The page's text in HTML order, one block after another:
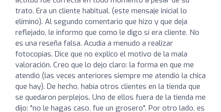
trato. Era un cliente habitual. (este mensaje inicial lo
eliminó). Al segundo comentario que hizo y que deja
reflejado, le informo que como le digo sí era cliente. No
es una reseña falsa. Acudía a menudo a realizar
fotocopias. Dice que no explico el motivo de la mala
valoración. Creo que lo dejo claro: la forma en que me
atendió (las veces anteriores siempre me atendió la chica
que hay). De hecho, había otros clientes en la tienda que
se quedaron perplejos. Uno de ellos fuera de la tienda me
dijo: "no le hagas caso, fue un grosero". Por otro lado, es